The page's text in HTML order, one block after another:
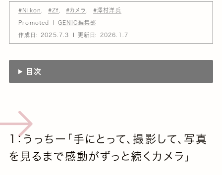
#Nikon #Zf #カメラ #澤村洋兵
Promoted GENIC編集部
作成日: 2025.7.3 更新日: 2026.1.7
目次
1：うっちー「手にとって、撮影して、写真
を見るまで感動がずっと続くカメラ」